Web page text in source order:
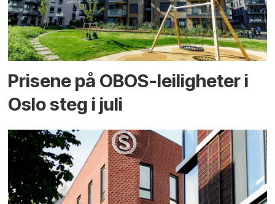
Prisene på OBOS-leiligheter i
Oslo steg i juli